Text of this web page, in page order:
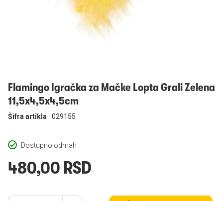
Flamingo Igračka za Mačke Lopta Grali Zelena
11,5x4,5x4,5cm
Dostupno odmah
Šifra artikla 029155
480,00 RSD